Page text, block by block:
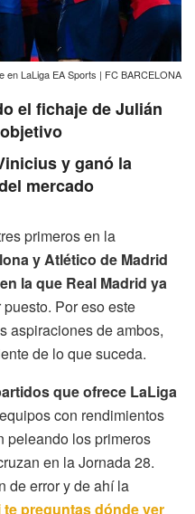
en LaLiga EA Sports | FC BARCELONA
el fichaje de Julián
y ganó la
mercado
primeros en la
y Atlético de Madrid
la que Real Madrid ya
Por eso este
aspiraciones de ambos,
de lo que suceda.
que ofrece LaLiga
con rendimientos
peleando los primeros
en la Jornada 28.
de error y de ahí la
te preguntas dónde ver